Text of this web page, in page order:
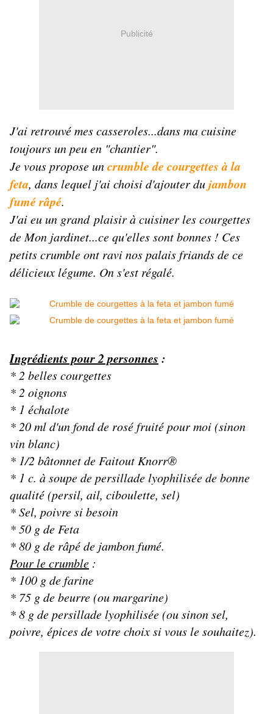
Publicité
J'ai retrouvé mes casseroles...dans ma cuisine
toujours un peu en "chantier".
Je vous propose uncrumble de courgettes à la
feta, dans lequel j'ai choisi d'ajouter dujambon
fumé râpé.
J'ai eu un grand plaisir à cuisiner les courgettes
de Mon jardinet...ce qu'elles sont bonnes ! Ces
petits crumble ont ravi nos palais friands de ce
délicieux légume. On s'est régalé.
Ingrédients pour 2 personnes :
* 2 belles courgettes
* 2 oignons
* 1 échalote
* 20 ml d'un fond de rosé fruité pour moi (sinon
vin blanc)
* 1/2 bâtonnet de Faitout Knorr®
* 1 c. à soupe de persillade lyophilisée de bonne
qualité (persil, ail, ciboulette, sel)
* Sel, poivre si besoin
* 50 g de Feta
* 80 g de râpé de jambon fumé.
Pour le crumble :
* 100 g de farine
* 75 g de beurre (ou margarine)
* 8 g de persillade lyophilisée (ou sinon sel,
poivre, épices de votre choix si vous le souhaitez).